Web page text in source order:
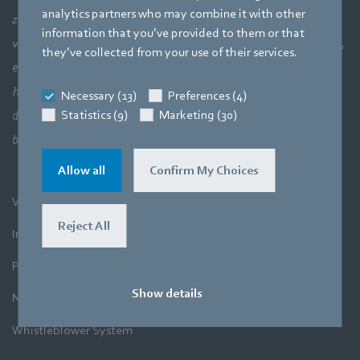
analytics partners who may combine it with other
information that you’ve provided to them or that
they’ve collected from your use of their services.
Necessary (13)
Preferences (4)
Statistics (9)
Marketing (30)
Allow all Confirm My Choices
Reject All
Show details
zonder te kijken naar het grotere geheel: luchttechnische
verbanden en daarmee de perfecte interactie van motortechniek,
elektronica en aerodynamica. Onze drie kerncompetenties
hangen bij onze producten direct met elkaar samen. Want het
doel is altijd lucht en de beweging ervan uiterst efficiënt te
benutten.
Voorwaarden
Impressum
Privacyverklaring
Nieuwsbrief
Whistleblower System